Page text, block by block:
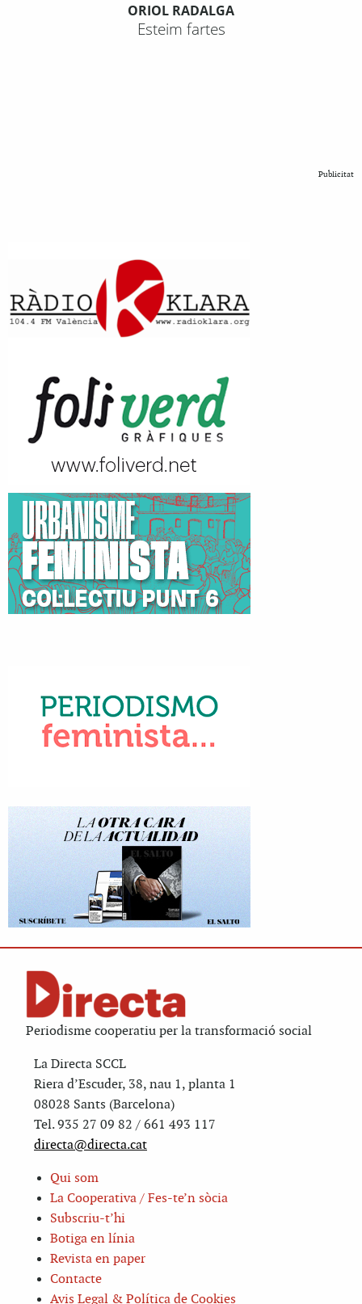
ORIOL RADALGA
Esteim fartes
Publicitat
Periodisme cooperatiu per la transformació social
La Directa SCCL
Riera d’Escuder, 38, nau 1, planta 1
08028 Sants (Barcelona)
Tel. 935 27 09 82 / 661 493 117
directa@directa.cat
Qui som
La Cooperativa / Fes-te’n sòcia
Subscriu-t’hi
Botiga en línia
Revista en paper
Contacte
Avis Legal & Política de Cookies